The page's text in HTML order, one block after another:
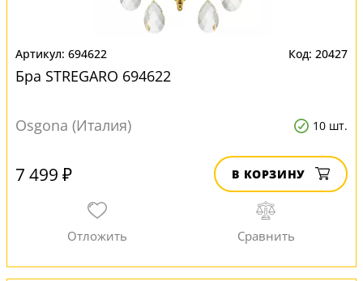
694622 20427
Бра STREGARO 694622
Osgona (Италия) 10 шт.
7 499 ₽ В КОРЗИНУ